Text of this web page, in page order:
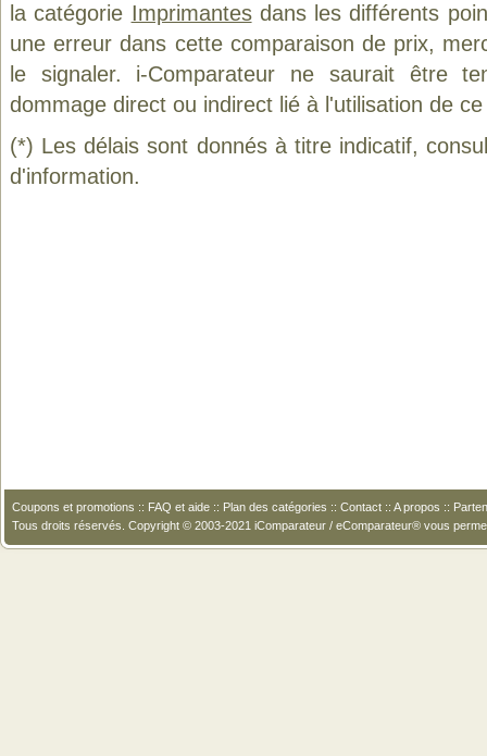
la catégorie Imprimantesdans les différents
une erreur dans cette comparaison de prix,
le signaler. i-Comparateur ne saurait être
dommage direct ou indirect lié à l'utilisation de
(*) Les délais sont donnés à titre indicatif,
d'information.
Coupons et promotions :: FAQ et aide :: Plan des catégories :: Contact :: A propos ::
Tous droits réservés. Copyright © 2003-2021 iComparateur / eComparateur® vous